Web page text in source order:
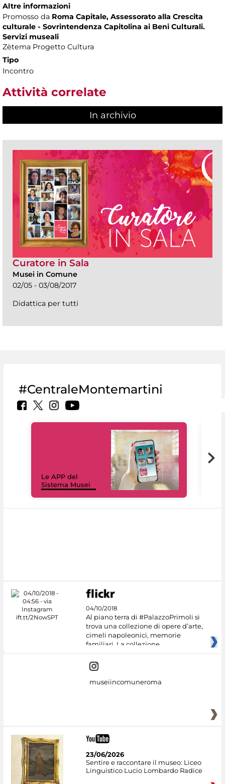
Altre informazioni
Promosso da Roma Capitale, Assessorato alla Crescita
culturale - Sovrintendenza Capitolina ai Beni Culturali.
Servizi museali
Zètema Progetto Cultura
Tipo
Incontro
Attività correlate
In archivio
Curatore in Sala
Musei in Comune
02/05 - 03/08/2017
Didattica per tutti
#CentraleMontemartini
Le APP del
Sistema Musei
04/10/2018
Al piano terra di #PalazzoPrimoli si
trova una collezione di opere d’arte,
cimeli napoleonici, memorie
familiari. La collezione
museiincomuneroma
23/06/2026
Sentire e raccontare il museo: Liceo
Linguistico Lucio Lombardo Radice